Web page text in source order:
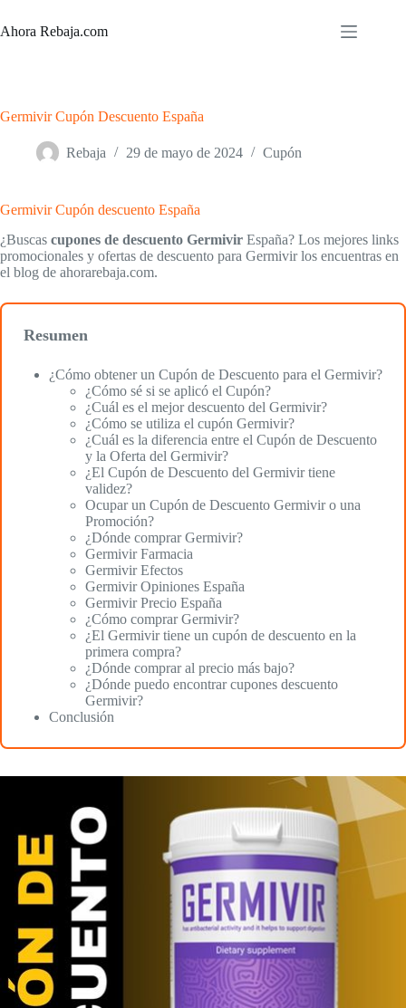
al
contenido
Ahora Rebaja.com
Germivir Cupón Descuento España
Rebaja 29 de mayo de 2024 Cupón
Germivir Cupón descuento España
¿Buscas cupones de descuento Germivir España? Los mejores links
promocionales y ofertas de descuento para Germivir los encuentras en
el blog de ahorarebaja.com.
Resumen
¿Cómo obtener un Cupón de Descuento para el Germivir?
¿Cómo sé si se aplicó el Cupón?
¿Cuál es el mejor descuento del Germivir?
¿Cómo se utiliza el cupón Germivir?
¿Cuál es la diferencia entre el Cupón de Descuento
y la Oferta del Germivir?
¿El Cupón de Descuento del Germivir tiene
validez?
Ocupar un Cupón de Descuento Germivir o una
Promoción?
¿Dónde comprar Germivir?
Germivir Farmacia
Germivir Efectos
Germivir Opiniones España
Germivir Precio España
¿Cómo comprar Germivir?
¿El Germivir tiene un cupón de descuento en la
primera compra?
¿Dónde comprar al precio más bajo?
¿Dónde puedo encontrar cupones descuento
Germivir?
Conclusión